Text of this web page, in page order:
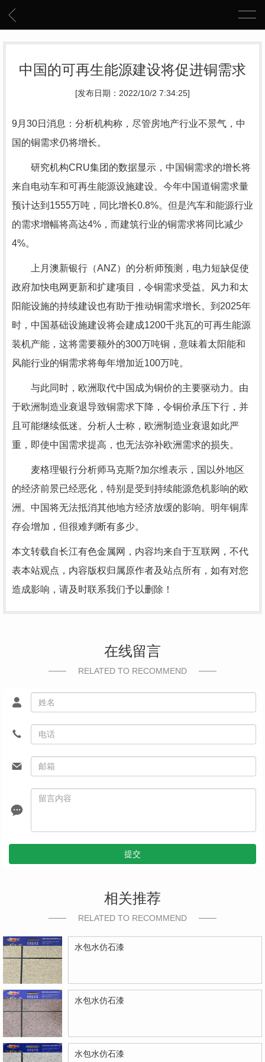
中国的可再生能源建设将促进铜需求
[发布日期：2022/10/2 7:34:25]
9月30日消息：分析机构称，尽管房地产行业不景气，中
国的铜需求仍将增长。
研究机构CRU集团的数据显示，中国铜需求的增长将
来自电动车和可再生能源设施建设。今年中国道铜需求量
预计达到1555万吨，同比增长0.8%。但是汽车和能源行业
的需求增幅将高达4%，而建筑行业的铜需求将同比减少
4%。
上月澳新银行（ANZ）的分析师预测，电力短缺促使
政府加快电网更新和扩建项目，令铜需求受益。风力和太
阳能设施的持续建设也有助于推动铜需求增长。到2025年
时，中国基础设施建设将会建成1200千兆瓦的可再生能源
装机产能，这将需要额外的300万吨铜，意味着太阳能和
风能行业的铜需求将每年增加近100万吨。
与此同时，欧洲取代中国成为铜价的主要驱动力。由
于欧洲制造业衰退导致铜需求下降，令铜价承压下行，并
且可能继续低迷。分析人士称，欧洲制造业衰退如此严
重，即使中国需求提高，也无法弥补欧洲需求的损失。
麦格理银行分析师马克斯?加尔维表示，国以外地区
的经济前景已经恶化，特别是受到持续能源危机影响的欧
洲。中国将无法抵消其他地方经济放缓的影响。明年铜库
存会增加，但很难判断有多少。
本文转载自长江有色金属网，内容均来自于互联网，不代
表本站观点，内容版权归属原作者及站点所有，如有对您
造成影响，请及时联系我们予以删除！
在线留言
RELATED TO RECOMMEND
提交
相关推荐
RELATED TO RECOMMEND
水包水仿石漆
水包水仿石漆
水包水仿石漆